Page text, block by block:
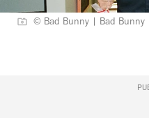
© Bad Bunny | Bad Bunny